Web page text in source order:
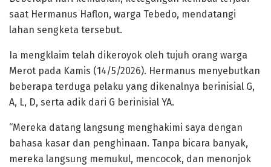
saat Hermanus Haflon, warga Tebedo, mendatangi
lahan sengketa tersebut.
Ia mengklaim telah dikeroyok oleh tujuh orang warga
Merot pada Kamis (14/5/2026). Hermanus menyebutkan
beberapa terduga pelaku yang dikenalnya berinisial G,
A, L, D, serta adik dari G berinisial YA.
​“Mereka datang langsung menghakimi saya dengan
bahasa kasar dan penghinaan. Tanpa bicara banyak,
mereka langsung memukul, mencocok, dan menonjok